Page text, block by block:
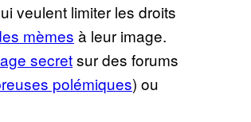
veulent limiter les droits
mèmes à leur image.
secretsur des forums
polémiques) ou